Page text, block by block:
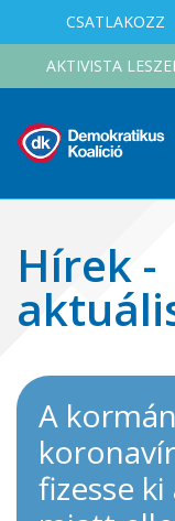
CSATLAKOZZ
AKTIVISTA
Hírek -
A
fizesse